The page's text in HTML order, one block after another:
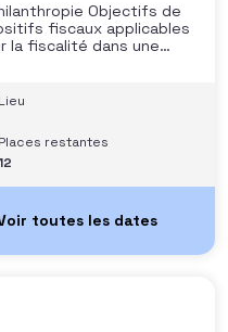
Objectifs de
fiscaux applicables
la fiscalité dans une
juridique
les régimes
Lieu
Places restantes